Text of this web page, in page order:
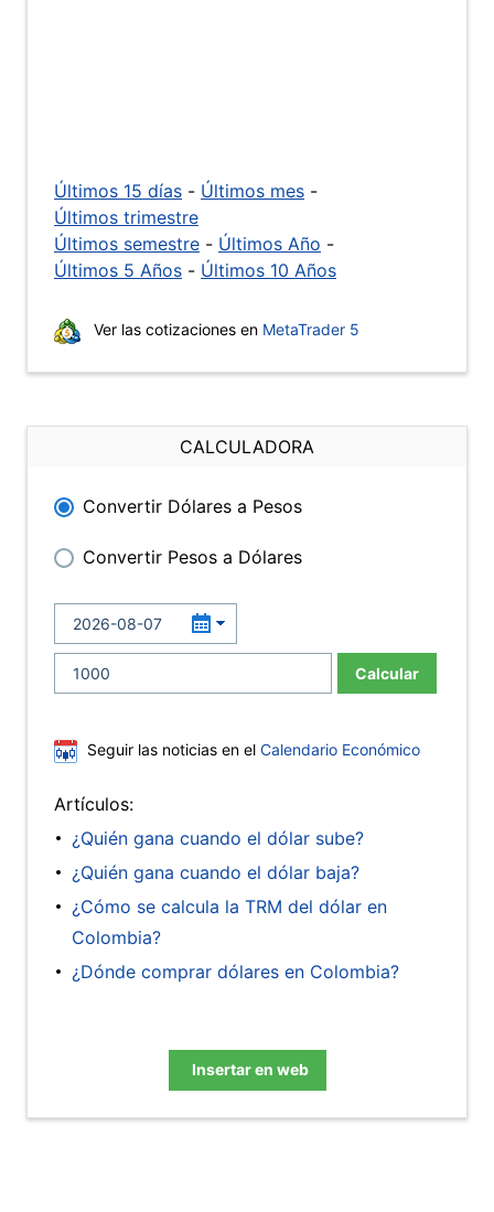
Últimos 15 días - Últimos mes -
Últimos trimestre
Últimos semestre - Últimos Año -
Últimos 5 Años - Últimos 10 Años
Ver las cotizaciones en MetaTrader 5
CALCULADORA
Convertir Dólares a Pesos
Convertir Pesos a Dólares
Calcular
Seguir las noticias en el Calendario Económico
Artículos:
¿Quién gana cuando el dólar sube?
¿Quién gana cuando el dólar baja?
¿Cómo se calcula la TRM del dólar en
Colombia?
¿Dónde comprar dólares en Colombia?
Insertar en web